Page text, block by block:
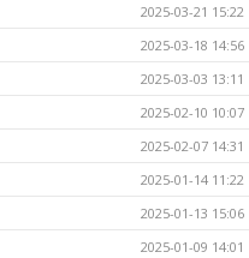
2025-03-21 15:22
2025-03-18 14:56
2025-03-03 13:11
2025-02-10 10:07
2025-02-07 14:31
2025-01-14 11:22
2025-01-13 15:06
2025-01-09 14:01